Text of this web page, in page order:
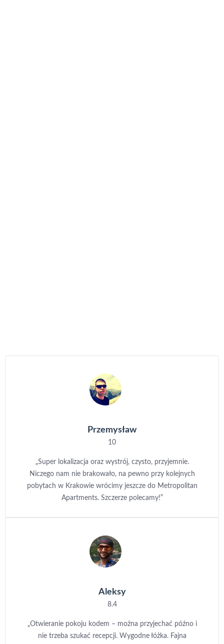
„Super lokalizacja oraz wystrój, czysto, przyjemnie.
Niczego nam nie brakowało, na pewno przy kolejnych
pobytach w Krakowie wrócimy jeszcze do Metropolitan
Apartments. Szczerze polecamy!”
Przemysław
10
„Otwieranie pokoju kodem – można przyjechać późno i
nie trzeba szukać recepcji. Wygodne łóżka. Fajna
Aleksy
8.4